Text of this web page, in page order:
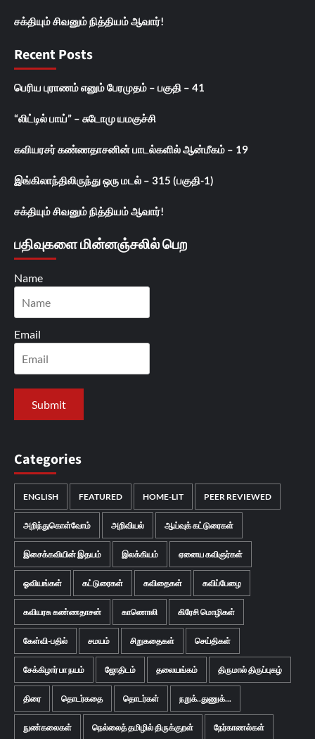
சக்தியும் சிவனும் நித்தியம் ஆவார்!
Recent Posts
பெரிய புராணம் எனும் பேரமுதம் – பகுதி – 41
“லிட்டில் பாய்” – சுடோமு யமகுச்சி
கவியரசர் கண்ணதாசனின் பாடல்களில் ஆன்மீகம் – 19
இங்கிலாந்திலிருந்து ஒரு மடல் – 315 (பகுதி-1)
சக்தியும் சிவனும் நித்தியம் ஆவார்!
பதிவுகளை மின்னஞ்சலில் பெற
Name
Email
Categories
ENGLISH FEATURED HOME-LIT PEER REVIEWED
அறிந்துகொள்வோம் அறிவியல் ஆய்வுக் கட்டுரைகள்
இசைக்கவியின் இதயம் இலக்கியம் ஏனைய கவிஞர்கள்
ஓவியங்கள் கட்டுரைகள் கவிதைகள் கவிப்பேழை
கவியரசு கண்ணதாசன் காணொலி கிரேசி மொழிகள்
கேள்வி-பதில் சமயம் சிறுகதைகள் செய்திகள்
சேக்கிழார் பா நயம் ஜோதிடம் தலையங்கம் திருமால் திருப்புகழ்
திரை தொடர்கதை தொடர்கள் நறுக்..துணுக்...
நுண்கலைகள் நெல்லைத் தமிழில் திருக்குறள் நேர்காணல்கள்